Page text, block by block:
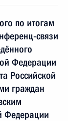
по итогам
связи
Федерации
Российской
граждан
Федерации